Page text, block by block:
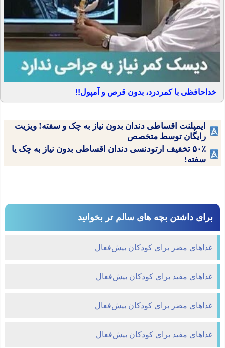
خداحافظی با کمردرد، بدون قرص و آمپول!!
ایمپلنت اقساطی دندان بدون نیاز به چک و سفته! ویزیت
رایگان توسط متخصص
۵۰٪ تخفیف ارتودنسی دندان اقساطی بدون نیاز به چک یا
سفته!
برای داشتن بچه های سالم تر بخوانید
غذاهای مضر برای کودکان بیش‌فعال
غذاهای مفید برای کودکان بیش‌فعال
غذاهای مضر برای کودکان بیش‌فعال
غذاهای مفید برای کودکان بیش‌فعال